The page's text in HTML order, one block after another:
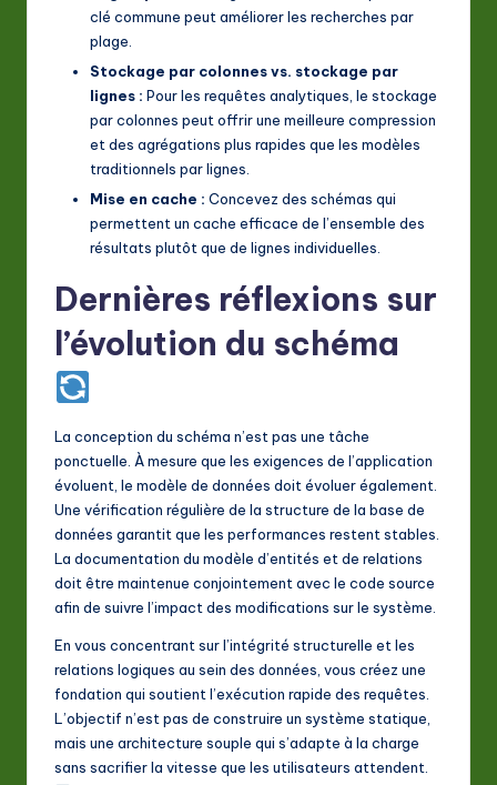
clé commune peut améliorer les recherches par
plage.
Stockage par colonnes vs. stockage par
lignes : Pour les requêtes analytiques, le stockage
par colonnes peut offrir une meilleure compression
et des agrégations plus rapides que les modèles
traditionnels par lignes.
Mise en cache : Concevez des schémas qui
permettent un cache efficace de l’ensemble des
résultats plutôt que de lignes individuelles.
Dernières réflexions sur
l’évolution du schéma
La conception du schéma n’est pas une tâche
ponctuelle. À mesure que les exigences de l’application
évoluent, le modèle de données doit évoluer également.
Une vérification régulière de la structure de la base de
données garantit que les performances restent stables.
La documentation du modèle d’entités et de relations
doit être maintenue conjointement avec le code source
afin de suivre l’impact des modifications sur le système.
En vous concentrant sur l’intégrité structurelle et les
relations logiques au sein des données, vous créez une
fondation qui soutient l’exécution rapide des requêtes.
L’objectif n’est pas de construire un système statique,
mais une architecture souple qui s’adapte à la charge
sans sacrifier la vitesse que les utilisateurs attendent.